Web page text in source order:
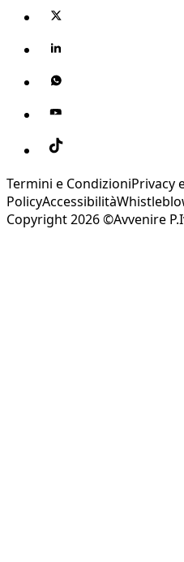
Termini e CondizioniPrivacy
PolicyAccessibilità
Copyright 2026 ©Avvenire